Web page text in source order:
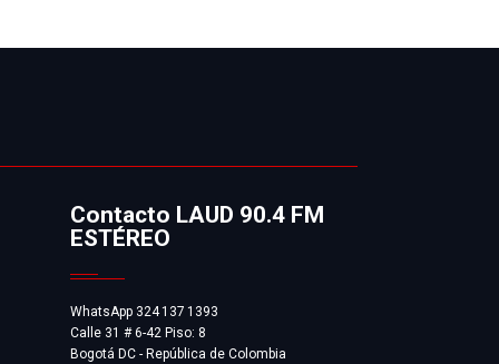
Contacto LAUD 90.4 FM
ESTÉREO
WhatsApp 324 137 1393
Calle 31 # 6-42 Piso: 8
Bogotá DC - República de Colombia